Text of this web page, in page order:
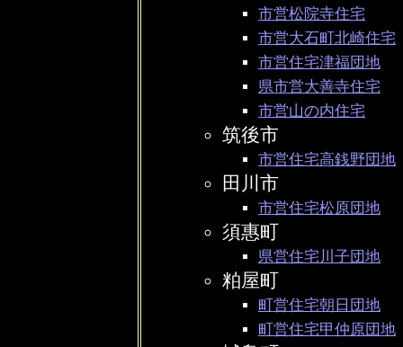
市営松院寺住宅
市営大石町北崎住宅
市営住宅津福団地
県市営大善寺住宅
市営山の内住宅
筑後市
市営住宅高銭野団地
田川市
市営住宅松原団地
須惠町
県営住宅川子団地
粕屋町
町営住宅朝日団地
町営住宅甲仲原団地